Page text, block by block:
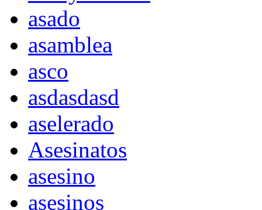
asado
asamblea
asco
asdasdasd
aselerado
Asesinatos
asesino
asesinos